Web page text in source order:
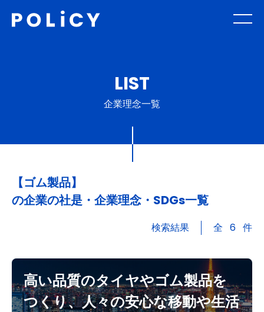
LIST
企業理念一覧
【ゴム製品】
の企業の社是・企業理念・SDGs一覧
検索結果 全 6 件
高い品質のタイヤやゴム製品を
つくり、人々の安心な移動や生活